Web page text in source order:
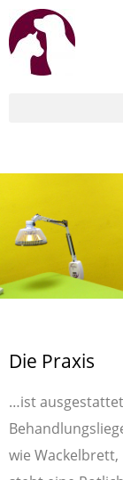
Die Praxis
…ist
wie